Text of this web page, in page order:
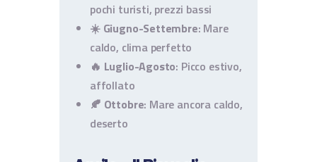
pochi turisti, prezzi bassi
☀️ Giugno-Settembre: Mare
caldo, clima perfetto
🔥 Luglio-Agosto: Picco estivo,
affollato
🍂 Ottobre: Mare ancora caldo,
deserto